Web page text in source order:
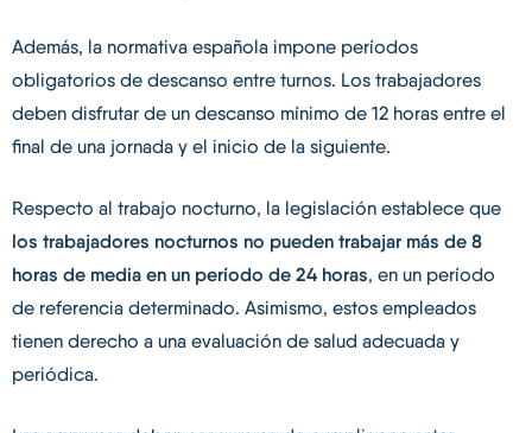
Además, la normativa española impone períodos
obligatorios de descanso entre turnos. Los trabajadores
deben disfrutar de un descanso mínimo de 12 horas entre el
final de una jornada y el inicio de la siguiente.
Respecto al trabajo nocturno, la legislación establece que
los trabajadores nocturnos no pueden trabajar más de 8
horas de media en un período de 24 horas, en un período
de referencia determinado. Asimismo, estos empleados
tienen derecho a una evaluación de salud adecuada y
periódica.